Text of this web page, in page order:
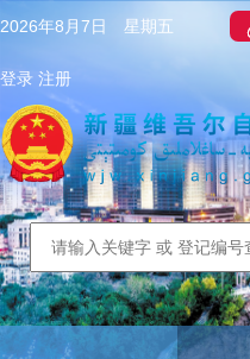
2026年8月7日 星期五
登录 注册